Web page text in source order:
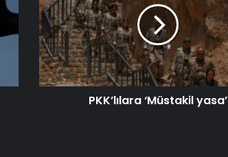
PKK’lılara ‘Müstakil yasa’